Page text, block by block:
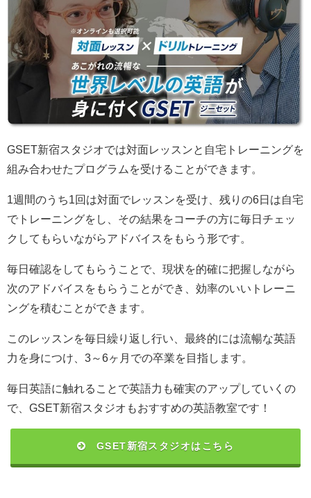
GSET新宿スタジオでは対面レッスンと自宅トレーニングを
組み合わせたプログラムを受けることができます。
1週間のうち1回は対面でレッスンを受け、残りの6日は自宅
でトレーニングをし、その結果をコーチの方に毎日チェッ
クしてもらいながらアドバイスをもらう形です。
毎日確認をしてもらうことで、現状を的確に把握しながら
次のアドバイスをもらうことができ、効率のいいトレーニ
ングを積むことができます。
このレッスンを毎日繰り返し行い、最終的には流暢な英語
力を身につけ、3～6ヶ月での卒業を目指します。
毎日英語に触れることで英語力も確実のアップしていくの
で、GSET新宿スタジオもおすすめの英語教室です！
GSET新宿スタジオはこちら